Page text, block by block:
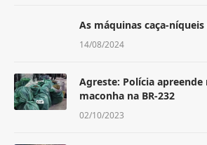
As máquinas caça-
14/08/2024
Agreste: Polícia apreende
maconha na BR-232
02/10/2023